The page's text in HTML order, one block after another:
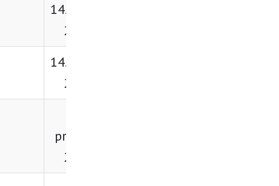
14. ožujka
2026.
14. ožujka
2026.
prosinca
2025.